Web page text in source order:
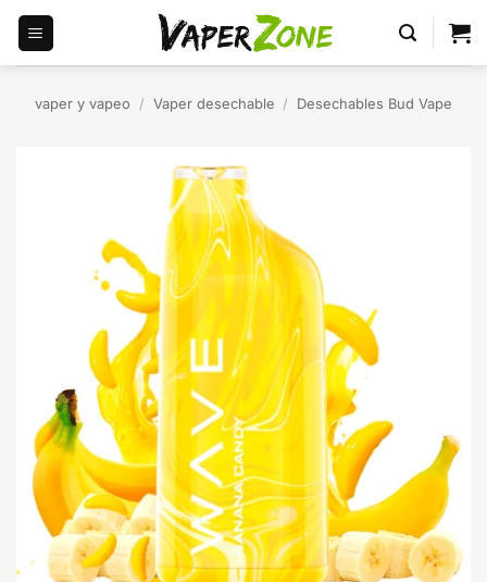
Saltar
contenido
vaper y vapeo / Vaper desechable / Desechables Bud Vape